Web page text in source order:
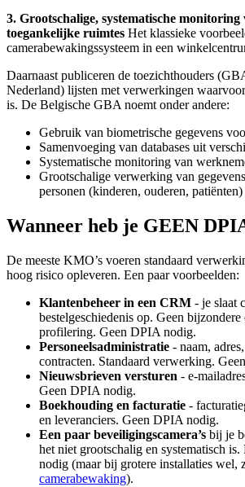
3. Grootschalige, systematische
toegankelijke ruimtes Het klassieke
camerabewakingssysteem in een
Daarnaast publiceren de toezichthouders
Nederland) lijsten met verwerkingen
is. De Belgische GBA noemt onder andere:
Gebruik van biometrische gegevens
Samenvoeging van databases uit
Systematische monitoring van
Grootschalige verwerking van
personen (kinderen, ouderen, patiënten)
Wanneer heb je GEEN
De meeste KMO’s voeren standaard
hoog risico opleveren. Een paar voorbeelden:
Klantenbeheer in een CRM - je slaat
bestelgeschiedenis op. Geen bijzondere
profilering. Geen DPIA nodig.
Personeelsadministratie - naam,
contracten. Standaard verwerking.
Nieuwsbrieven versturen - e-
Geen DPIA nodig.
Boekhouding en facturatie -
en leveranciers. Geen DPIA nodig.
Een paar beveiligingscamera’s bij je
het niet grootschalig en systematisch
nodig (maar bij grotere installaties wel,
camerabewaking).